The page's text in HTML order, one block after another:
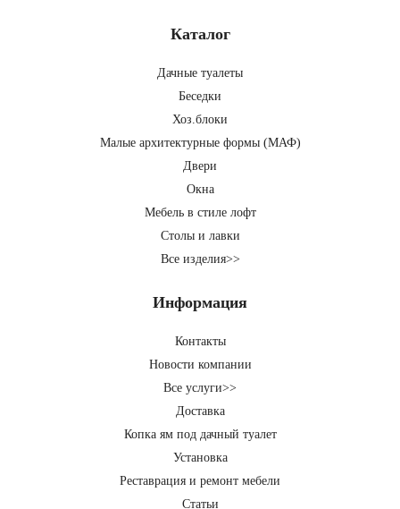
Каталог
Дачные туалеты
Беседки
Хоз.блоки
Малые архитектурные формы (МАФ)
Двери
Окна
Мебель в стиле лофт
Столы и лавки
Все изделия>>
Информация
Контакты
Новости компании
Все услуги>>
Доставка
Копка ям под дачный туалет
Установка
Реставрация и ремонт мебели
Статьи